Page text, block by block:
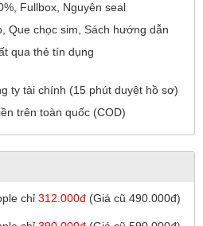
Fullbox, Nguyên seal
Que chọc sim, Sách hướng dẫn
qua thẻ tín dụng
ty tài chính (15 phút duyệt hồ sơ)
trên toàn quốc (COD)
chỉ 312.000đ (Giá cũ 490.000đ)